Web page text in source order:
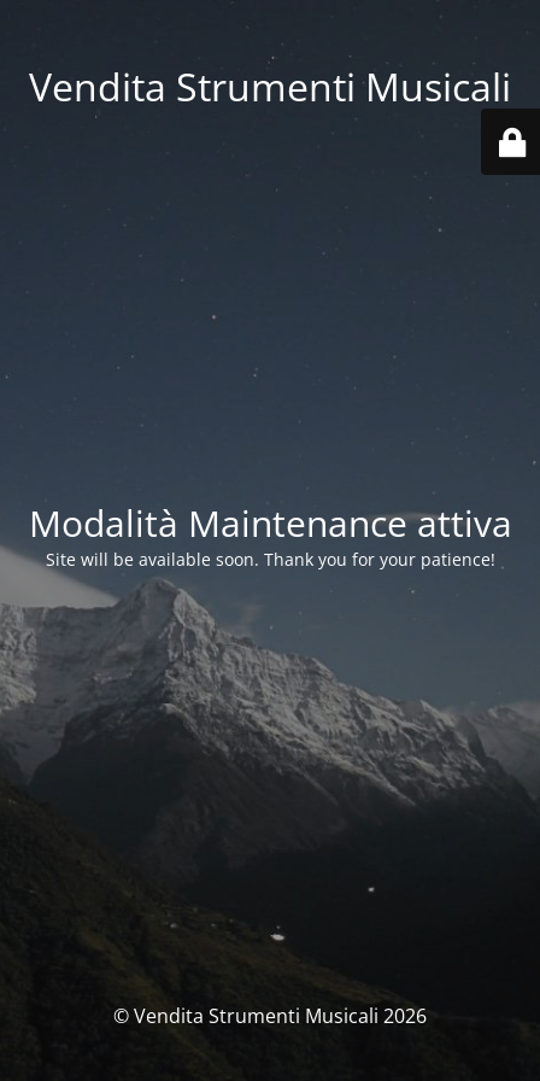
Vendita Strumenti Musicali
Modalità Maintenance attiva
Site will be available soon. Thank you for your patience!
© Vendita Strumenti Musicali 2026